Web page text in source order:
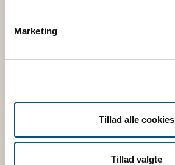
Marketing
Tillad alle cookies
Tillad valgte
Fugl
Kvæg